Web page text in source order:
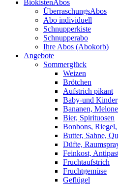
BiokistenAbos
ÜberraschungsAbos
Abo individuell
Schnupperkiste
Schnupperabo
Ihre Abos (Abokorb)
Angebote
Sommerglück
Weizen
Brötchen
Aufstrich pikant
Baby-und
Bananen,
Bier, Spirituosen
Bonbons,
Butter, Sahne,
Düfte,
Feinkost,
Fruchtaufstrich
Fruchtgemüse
Geflügel